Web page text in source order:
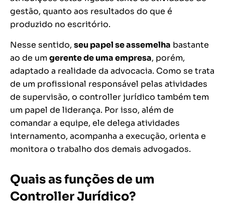
gestão, quanto aos resultados do que é
produzido no escritório.
Nesse sentido, seu papel se assemelha bastante
ao de umgerente de uma empresa, porém,
adaptado a realidade da advocacia. Como se trata
de um profissional responsável pelas atividades
de supervisão, o controller jurídico também tem
um papel de liderança. Por isso, além de
comandar a equipe, ele delega atividades
internamento, acompanha a execução, orienta e
monitora o trabalho dos demais advogados.
Quais as funções de um
Controller Jurídico?